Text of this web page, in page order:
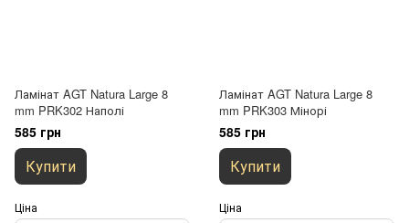
Ламінат AGT Natura Large 8
mm PRK302 Наполі
585 грн
Купити
Ціна
Ламінат AGT Natura Large 8
mm PRK303 Мінорі
585 грн
Купити
Ціна